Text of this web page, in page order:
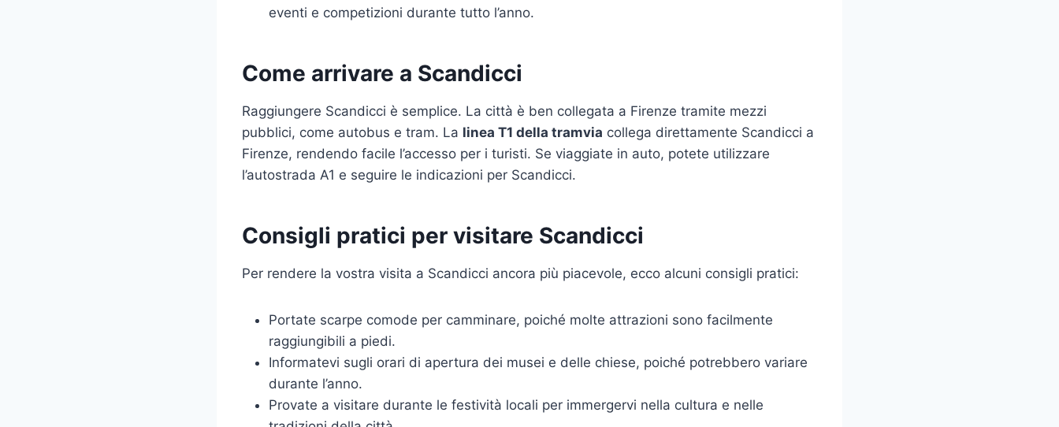
eventi e competizioni durante tutto l’anno.
Come arrivare a Scandicci
Raggiungere Scandicci è semplice. La città è ben collegata a Firenze tramite mezzi
pubblici, come autobus e tram. La linea T1 della tramvia collega direttamente Scandicci a
Firenze, rendendo facile l’accesso per i turisti. Se viaggiate in auto, potete utilizzare
l’autostrada A1 e seguire le indicazioni per Scandicci.
Consigli pratici per visitare Scandicci
Per rendere la vostra visita a Scandicci ancora più piacevole, ecco alcuni consigli pratici:
Portate scarpe comode per camminare, poiché molte attrazioni sono facilmente
raggiungibili a piedi.
Informatevi sugli orari di apertura dei musei e delle chiese, poiché potrebbero variare
durante l’anno.
Provate a visitare durante le festività locali per immergervi nella cultura e nelle